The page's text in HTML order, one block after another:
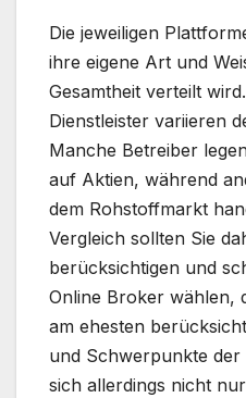
Die jeweiligen
ihre eigene Art und
Gesamtheit verteilt
Dienstleister variieren
Manche Betreiber
auf Aktien, während
dem Rohstoffmarkt
Vergleich sollten Sie
berücksichtigen und
Online Broker wählen,
am ehesten
und Schwerpunkte
sich allerdings nicht